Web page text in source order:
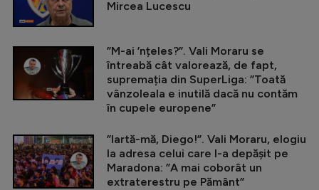
Mircea Lucescu
”M-ai ’nțeles?”. Vali Moraru se
întreabă cât valorează, de fapt,
supremația din SuperLiga: ”Toată
vânzoleala e inutilă dacă nu contăm
în cupele europene”
”Iartă-mă, Diego!”. Vali Moraru, elogiu
la adresa celui care l-a depășit pe
Maradona: ”A mai coborât un
extraterestru pe Pământ”